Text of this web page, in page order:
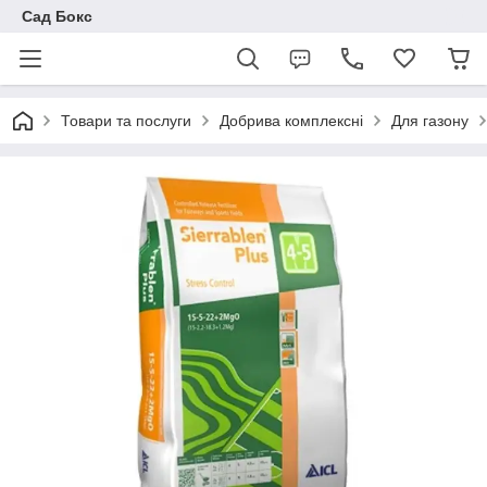
Сад Бокс
Товари та послуги Добрива комплексні Для газону